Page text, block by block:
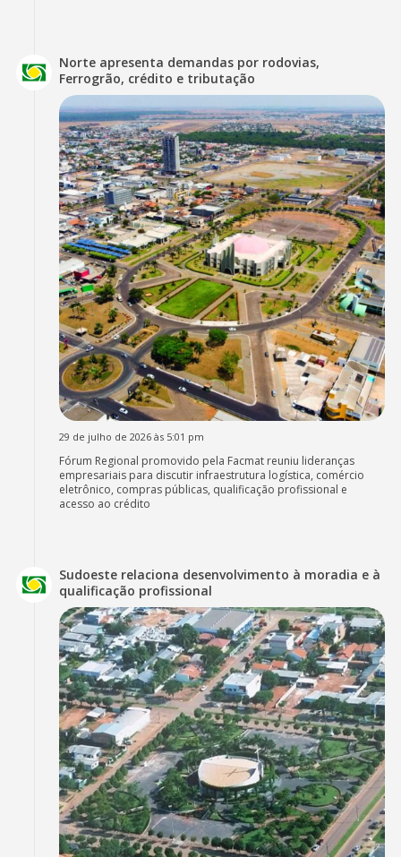
Norte apresenta demandas por rodovias,
Ferrogrão, crédito e tributação
29 de julho de 2026 às 5:01 pm
Fórum Regional promovido pela Facmat reuniu lideranças
empresariais para discutir infraestrutura logística, comércio
eletrônico, compras públicas, qualificação profissional e
acesso ao crédito
Sudoeste relaciona desenvolvimento à moradia e à
qualificação profissional